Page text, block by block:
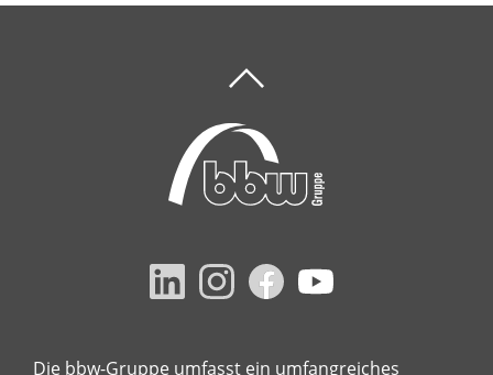
Die bbw-Gruppe umfasst ein umfangreiches